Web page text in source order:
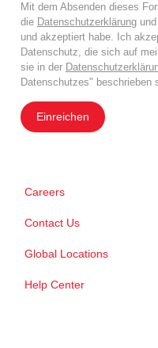
Mit dem Absenden dieses
die Datenschutzerklärung
und akzeptiert habe. Ich
Datenschutz, die sich auf
sie in der
Datenschutzes" beschrieben
Einreichen
Careers
Contact Us
Global Locations
Help Center